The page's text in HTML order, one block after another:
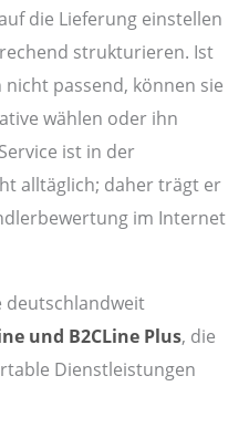
die Lieferung einstellen
strukturieren. Ist
passend, können sie
wählen oder ihn
ist in der
alltäglich; daher trägt er
im Internet
deutschlandweit
und B2CLine Plus, die
Dienstleistungen